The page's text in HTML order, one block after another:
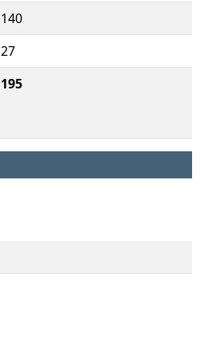
140
27
195